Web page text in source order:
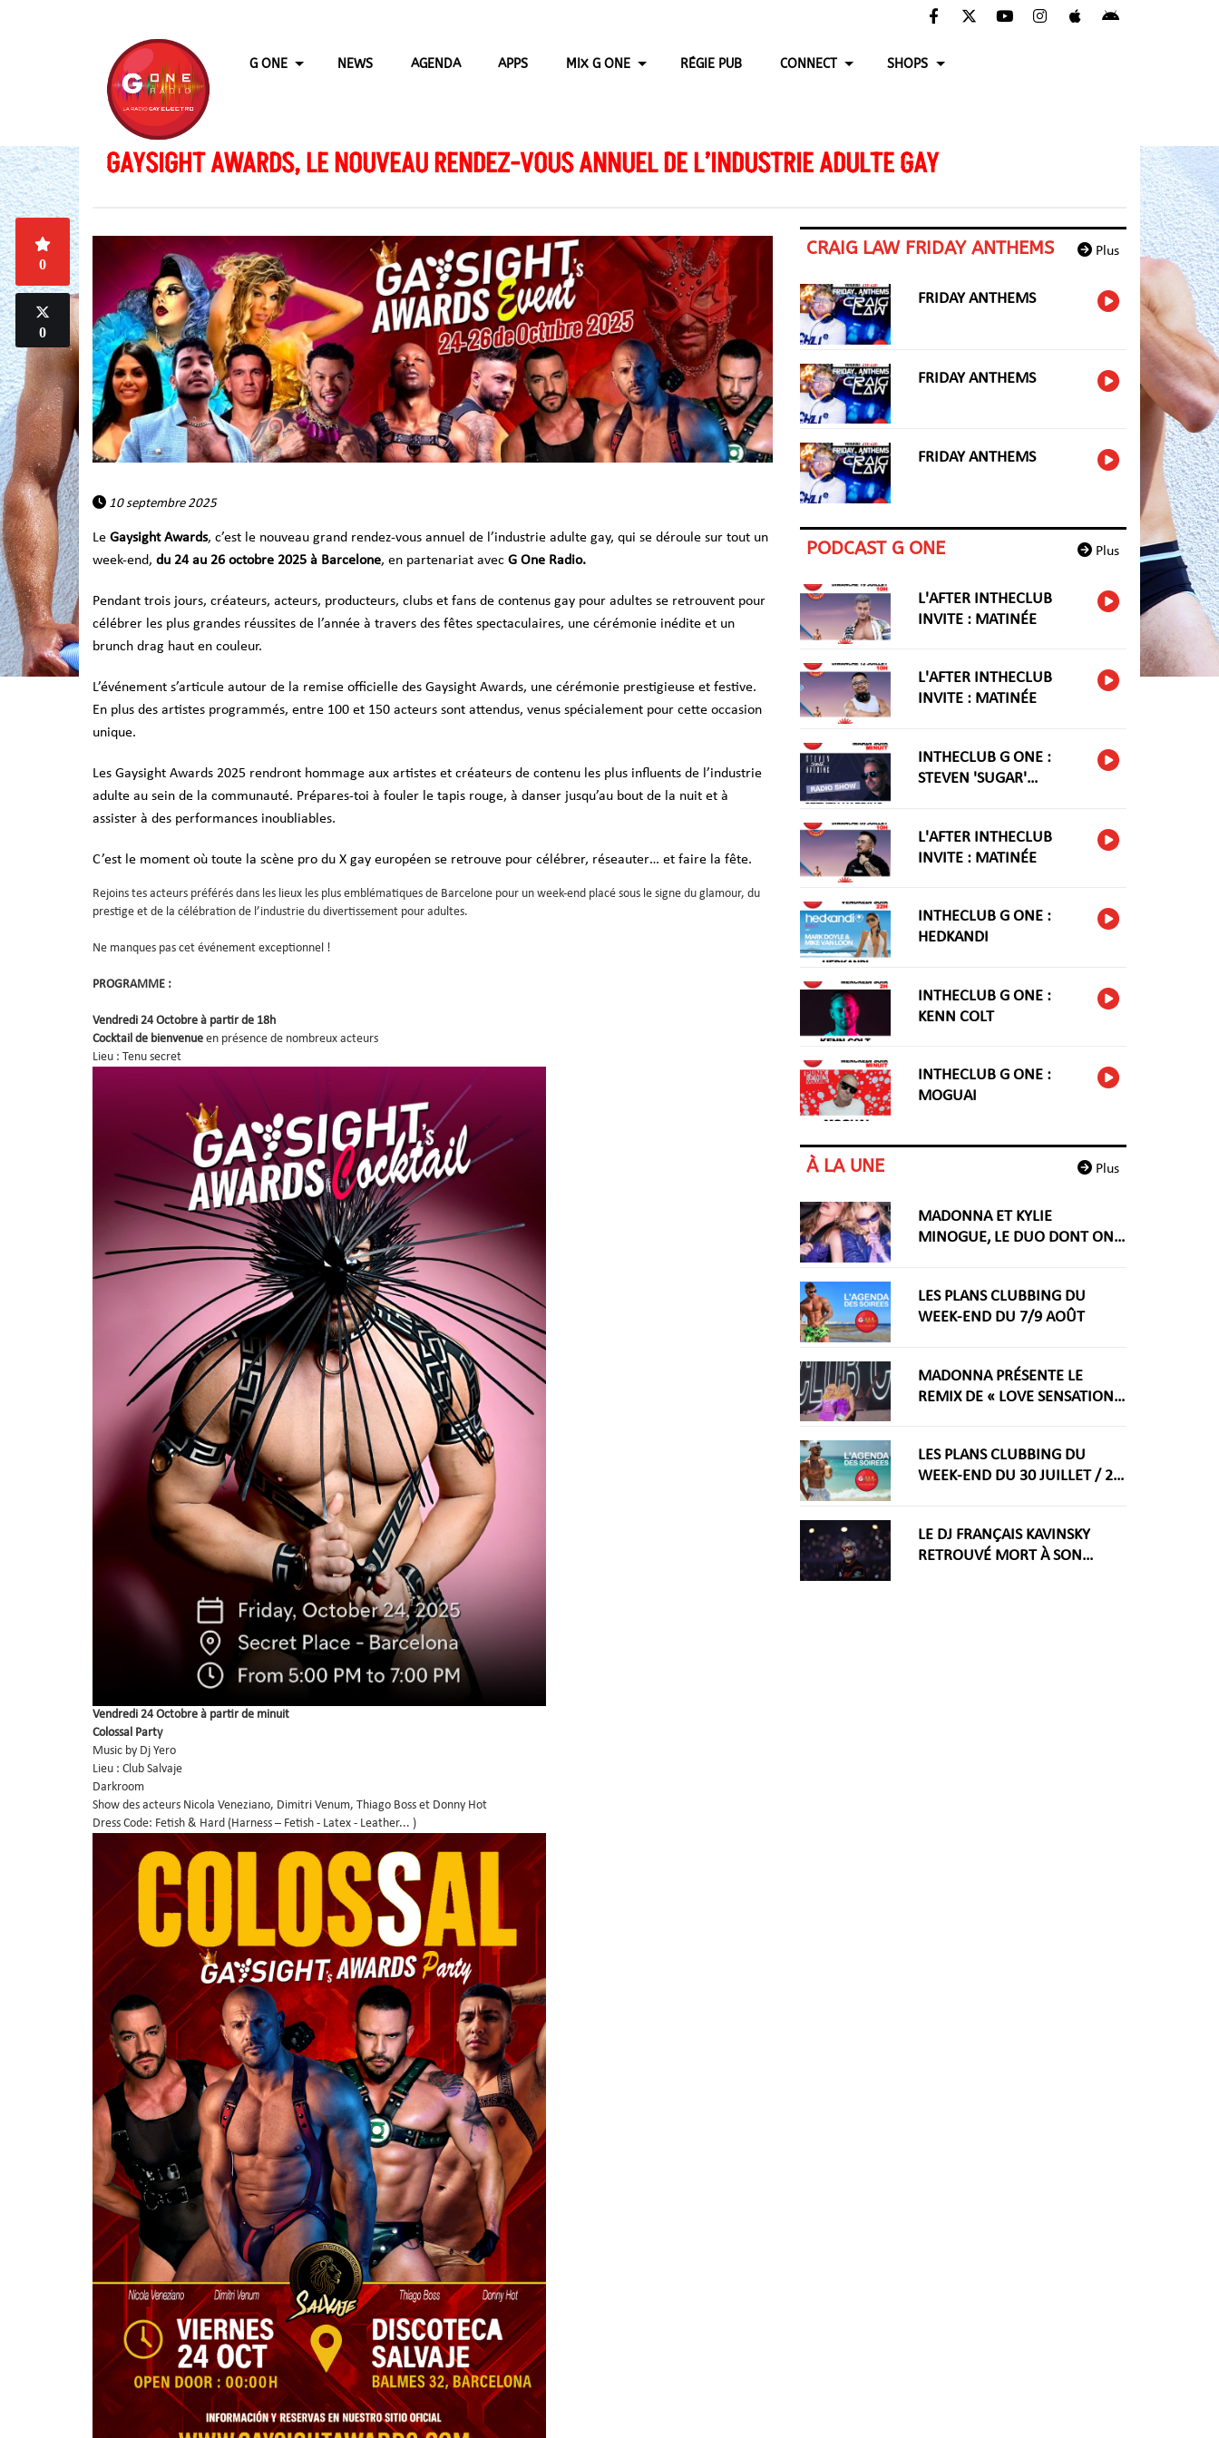
G ONE NEWS AGENDA APPS MIX G ONE RÉGIE PUB CONNECT SHOPS
GAYSIGHT AWARDS, LE NOUVEAU RENDEZ-VOUS ANNUEL DE L’INDUSTRIE ADULTE GAY
0
0
10 septembre 2025
Le Gaysight Awards, c’est le nouveau grand rendez-vous annuel de l’industrie adulte gay, qui se déroule sur tout un
week-end, du 24 au 26 octobre 2025 à Barcelone, en partenariat avec G One Radio.
Pendant trois jours, créateurs, acteurs, producteurs, clubs et fans de contenus gay pour adultes se retrouvent pour
célébrer les plus grandes réussites de l’année à travers des fêtes spectaculaires, une cérémonie inédite et un
brunch drag haut en couleur.
L’événement s’articule autour de la remise officielle des Gaysight Awards, une cérémonie prestigieuse et festive.
En plus des artistes programmés, entre 100 et 150 acteurs sont attendus, venus spécialement pour cette occasion
unique.
Les Gaysight Awards 2025 rendront hommage aux artistes et créateurs de contenu les plus influents de l’industrie
adulte au sein de la communauté. Prépares-toi à fouler le tapis rouge, à danser jusqu’au bout de la nuit et à
assister à des performances inoubliables.
C’est le moment où toute la scène pro du X gay européen se retrouve pour célébrer, réseauter… et faire la fête.
Rejoins tes acteurs préférés dans les lieux les plus emblématiques de Barcelone pour un week-end placé sous le signe du glamour, du
prestige et de la célébration de l’industrie du divertissement pour adultes.
Ne manques pas cet événement exceptionnel !
PROGRAMME :
Vendredi 24 Octobre à partir de 18h
Cocktail de bienvenue en présence de nombreux acteurs
Lieu : Tenu secret
Vendredi 24 Octobre à partir de minuit
Colossal Party
Music by Dj Yero
Lieu : Club Salvaje
Darkroom
Show des acteurs Nicola Veneziano, Dimitri Venum, Thiago Boss et Donny Hot
Dress Code: Fetish & Hard (Harness – Fetish - Latex - Leather... )
Plus
CRAIG LAW FRIDAY ANTHEMS
FRIDAY ANTHEMS
FRIDAY ANTHEMS
FRIDAY ANTHEMS
Plus
PODCAST G ONE
L'AFTER INTHECLUB
INVITE : MATINÉE
L'AFTER INTHECLUB
INVITE : MATINÉE
INTHECLUB G ONE :
STEVEN 'SUGAR'
L'AFTER INTHECLUB
INVITE : MATINÉE
INTHECLUB G ONE :
HEDKANDI
INTHECLUB G ONE :
KENN COLT
INTHECLUB G ONE :
MOGUAI
Plus
À LA UNE
MADONNA ET KYLIE
MINOGUE, LE DUO DONT ON
LES PLANS CLUBBING DU
WEEK-END DU 7/9 AOÛT
MADONNA PRÉSENTE LE
REMIX DE « LOVE SENSATION »
2026
LES PLANS CLUBBING DU
WEEK-END DU 30 JUILLET / 2
LE DJ FRANÇAIS KAVINSKY
RETROUVÉ MORT À SON